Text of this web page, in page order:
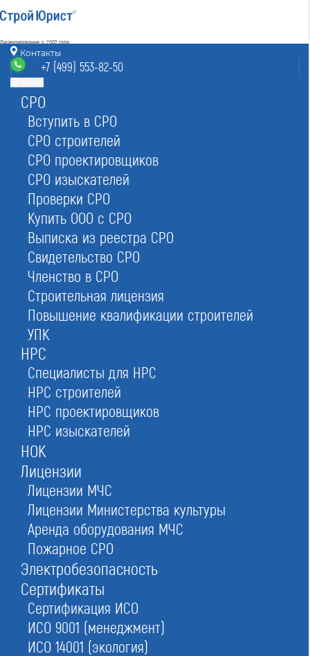
Лицензирование с 2007 года
4.93
Наш рейтинг
80отзывов
8 (800) 700-15-25
без выходных 7:00-20:00
+7 (499) 553-82-50
Москва, ст. м.«Баррикадная»,
ул. Большая Грузинская 12, строение 2, офис 9
Контакты
+7 (499) 553-82-50
СРО
Вступить в СРО
СРО строителей
СРО проектировщиков
СРО изыскателей
Проверки СРО
Купить ООО с СРО
Выписка из реестра СРО
Свидетельство СРО
Членство в СРО
Строительная лицензия
Повышение квалификации строителей
УПК
НРС
Специалисты для НРС
НРС строителей
НРС проектировщиков
НРС изыскателей
НОК
Лицензии
Лицензии МЧС
Лицензии Министерства культуры
Аренда оборудования МЧС
Пожарное СРО
Электробезопасность
Сертификаты
Сертификация ИСО
ИСО 9001 (менеджмент)
ИСО 14001 (экология)
Главная Реестр СРО Строителей
АССОЦИАЦИЯ «ССО» СРО
Оставьте заявку прямо сейчас
Заказать консультацию
При отправке данной формы вы соглашаетесь с политикой о предоставлении
персональных данных.
Рейтинг 4/5
№41 в Российской федерации
№165 в Московской области
№151 в Москве